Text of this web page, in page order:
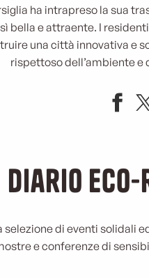
ha intrapreso la sua
bella e attraente. I
una città innovativa e
rispettoso dell’ambiente
Diario
di eventi solidali
e conferenze di